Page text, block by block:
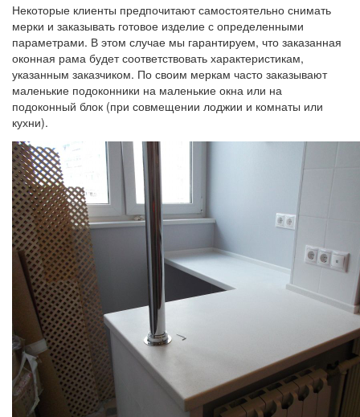
Некоторые клиенты предпочитают самостоятельно снимать
мерки и заказывать готовое изделие с определенными
параметрами. В этом случае мы гарантируем, что заказанная
оконная рама будет соответствовать характеристикам,
указанным заказчиком. По своим меркам часто заказывают
маленькие подоконники на маленькие окна или на
подоконный блок (при совмещении лоджии и комнаты или
кухни).